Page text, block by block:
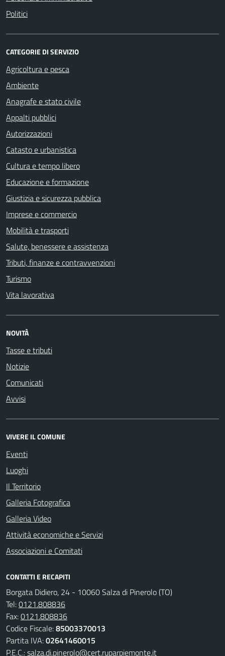
Politici
CATEGORIE DI SERVIZIO
Agricoltura e pesca
Ambiente
Anagrafe e stato civile
Appalti pubblici
Autorizzazioni
Catasto e urbanistica
Cultura e tempo libero
Educazione e formazione
Giustizia e sicurezza pubblica
Imprese e commercio
Mobilità e trasporti
Salute, benessere e assistenza
Tributi, finanze e contravvenzioni
Turismo
Vita lavorativa
NOVITÀ
Tasse e tributi
Notizie
Comunicati
Avvisi
VIVERE IL COMUNE
Eventi
Luoghi
Il Territorio
Galleria Fotografica
Galleria Video
Attività economiche e Servizi
Associazioni e Comitati
CONTATTI E RECAPITI
Borgata Didiero, 24 - 10060 Salza di Pinerolo (TO)
Tel:0121.808836
Fax:0121.808836
Codice Fiscale:85003370013
Partita IVA:02641460015
P.E.C.:salza.di.pinerolo@cert.ruparpiemonte.it